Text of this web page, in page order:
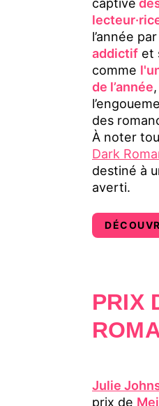
captive
l’année par
addictif et
comme
de l’année
des
À noter
Dark
destiné à
averti.
PRIX
Julie
prix de